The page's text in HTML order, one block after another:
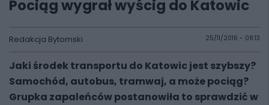
Pociąg wygrał wyścig do Katowic
Redakcja Bytomski 25/11/2016 - 08:13
Jaki środek transportu do Katowic jest szybszy?
Samochód, autobus, tramwaj, a może pociąg?
Grupka zapaleńców postanowiła to sprawdzić w